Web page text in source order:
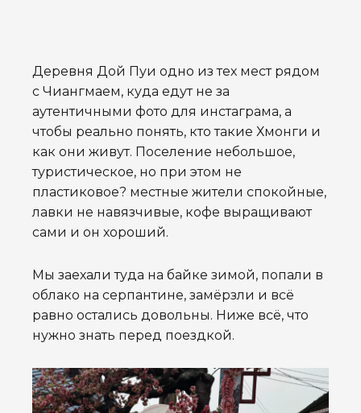
Деревня Дой Пуи одно из тех мест рядом
с Чиангмаем, куда едут не за
аутентичными фото для инстаграма, а
чтобы реально понять, кто такие Хмонги и
как они живут. Поселение небольшое,
туристическое, но при этом не
пластиковое? местные жители спокойные,
лавки не навязчивые, кофе выращивают
сами и он хороший.
Мы заехали туда на байке зимой, попали в
облако на серпантине, замёрзли и всё
равно остались довольны. Ниже всё, что
нужно знать перед поездкой.